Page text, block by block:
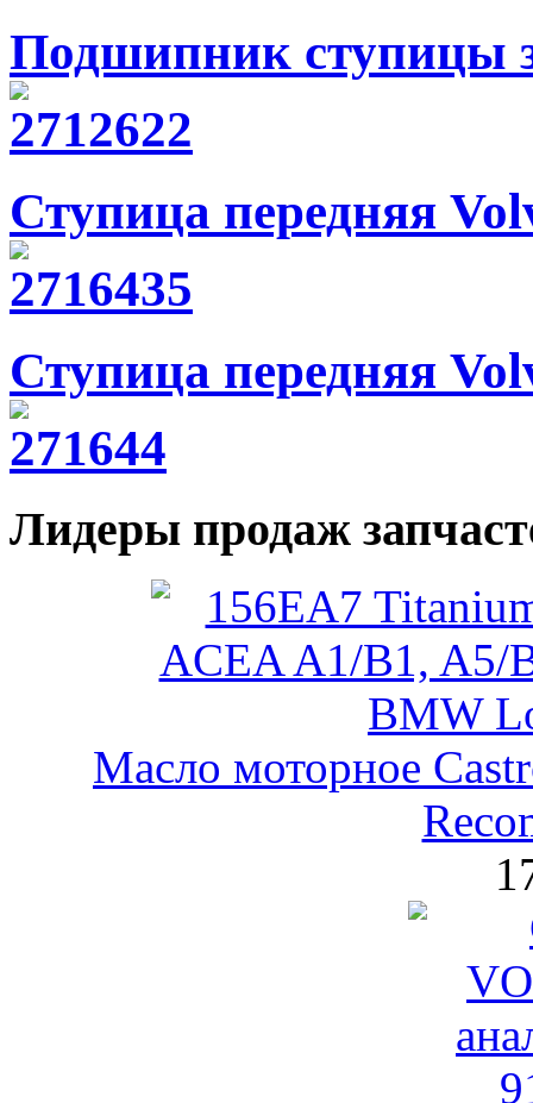
Подшипник ступицы
Ступица передняя
Ступица передняя
Лидеры продаж
Масло моторное